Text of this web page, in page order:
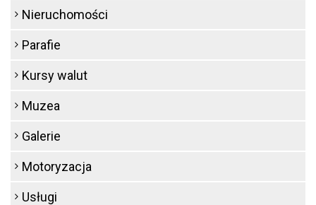
Nieruchomości
Parafie
Kursy walut
Muzea
Galerie
Motoryzacja
Usługi